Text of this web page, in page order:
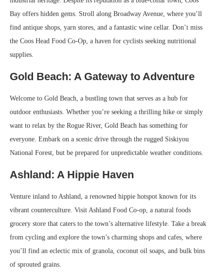
Bay offers hidden gems. Stroll along Broadway Avenue, where you’ll
find antique shops, yarn stores, and a fantastic wine cellar. Don’t miss
the Coos Head Food Co-Op, a haven for cyclists seeking nutritional
supplies.
Gold Beach: A Gateway to Adventure
Welcome to Gold Beach, a bustling town that serves as a hub for
outdoor enthusiasts. Whether you’re seeking a thrilling hike or simply
want to relax by the Rogue River, Gold Beach has something for
everyone. Embark on a scenic drive through the rugged Siskiyou
National Forest, but be prepared for unpredictable weather conditions.
Ashland: A Hippie Haven
Venture inland to Ashland, a renowned hippie hotspot known for its
vibrant counterculture. Visit Ashland Food Co-op, a natural foods
grocery store that caters to the town’s alternative lifestyle. Take a break
from cycling and explore the town’s charming shops and cafes, where
you’ll find an eclectic mix of granola, coconut oil soaps, and bulk bins
of sprouted grains.